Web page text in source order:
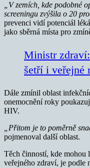
„V zemích, kde podobné
screeningu zvýšila o 20
prevenci vidí potenciál
jako sběrná místa pro
Ministr
šetří i veřejné
Dále zmínil oblast
onemocnění roky
HIV.
„Přitom je to poměrně
pojmenoval další oblast.
Těch činností, kde mohou
veřejného zdraví, je podle